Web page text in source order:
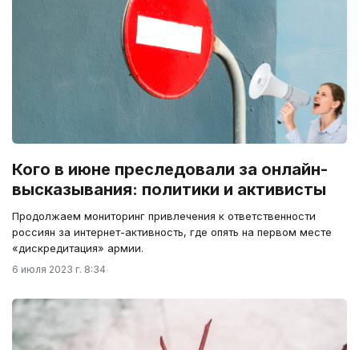
Кого в июне преследовали за онлайн-
высказывания: политики и активисты
Продолжаем мониторинг привлечения к ответственности
россиян за интернет-активность, где опять на первом месте
«дискредитация» армии.
6 июля 2023 г. 8:34